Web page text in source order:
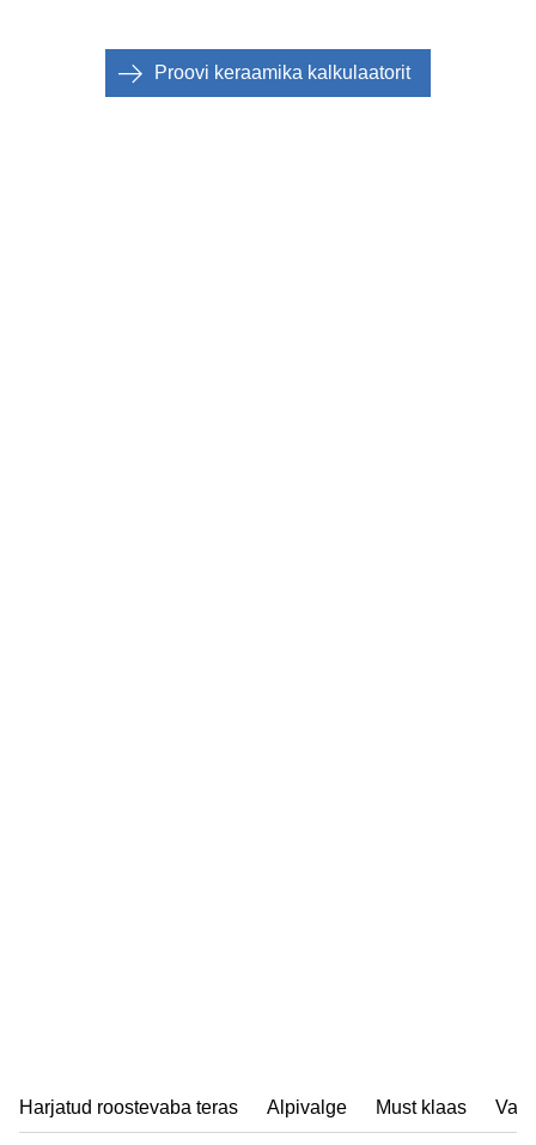
Proovi keraamika kalkulaatorit
Harjatud roostevaba teras Alpivalge Must klaas